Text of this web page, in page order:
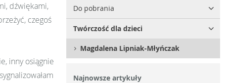
dźwiękami,
czegoś
inny osiągnie
Do pobrania
Twórczość dla dzieci
Magdalena Lipniak-Młyńczak
Najnowsze artykuły